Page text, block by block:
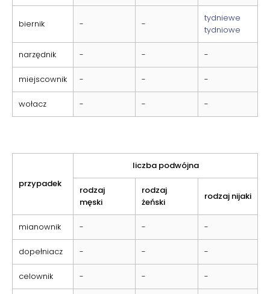
biernik - -
tydniewe
tydniowe
narzędnik - - -
miejscownik - - -
wołacz - - -
przypadek
liczba podwójna
rodzaj
męski
rodzaj
żeński
rodzaj nijaki
mianownik - - -
dopełniacz - - -
celownik - - -